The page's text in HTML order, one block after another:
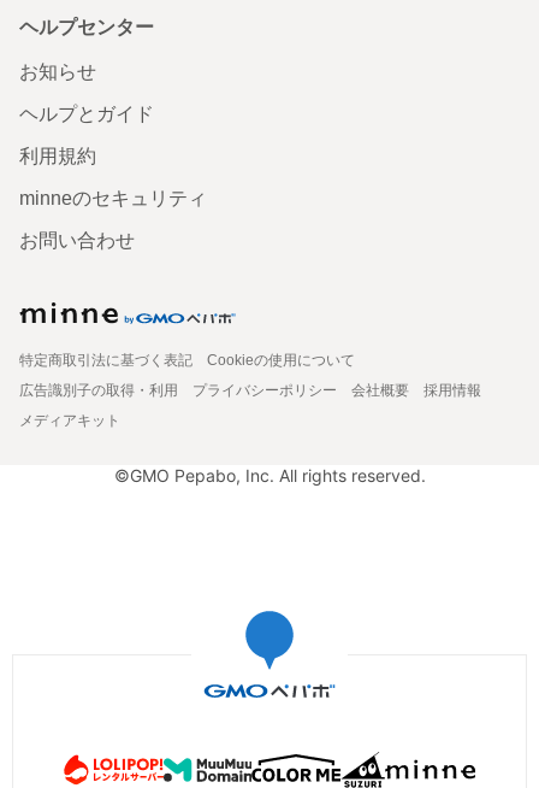
ヘルプセンター
お知らせ
ヘルプとガイド
利用規約
minneのセキュリティ
お問い合わせ
特定商取引法に基づく表記
Cookieの使用について
広告識別子の取得・利用
プライバシーポリシー 会社概要
採用情報
メディアキット
©GMO Pepabo, Inc. All rights reserved.